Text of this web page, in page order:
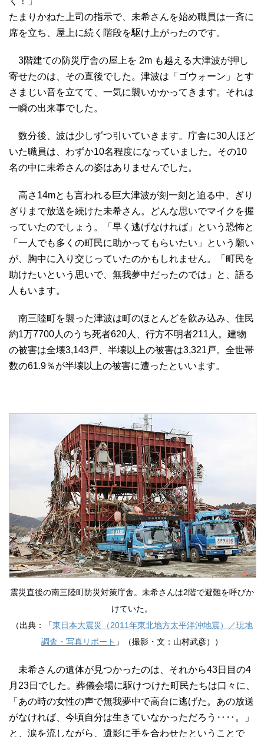
たまりかねた上司の指示で、未希さんを始め職員は一斉に
席を立ち、屋上に続く階段を駆け上がったのです。
3階建ての防災庁舎の屋上を 2m も越える大津波が押し
寄せたのは、その直後でした。津波は「ゴウォーン」とす
さまじい音を立てて、一気に襲いかかってきます。それは
一瞬の出来事でした。
数分後、波は少しずつ引いていきます。庁舎に30人ほど
いた職員は、わずか10名程度になっていました。その10
名の中に未希さんの姿はありませんでした。
高さ14mとも言われる巨大津波が刻一刻と迫る中、ぎり
ぎりまで放送を続けた未希さん。どんな思いでマイクを握
っていたのでしょう。「早く逃げなければ」という恐怖と
「一人でも多くの町民に助かってもらいたい」という願い
が、胸中に入り交じっていたのかもしれません。「町民を
助けたいという思いで、無我夢中だったのでは」と、語る
人もいます。
南三陸町を襲った津波は町のほとんどを飲み込み、住民
約1万7700人のうち死者620人、行方不明者211人。建物
の被害は全壊3,143戸、半壊以上の被害は3,321戸。全世帯
数の61.9％が半壊以上の被害に遭ったといいます。
震災直後の南三陸町防災対策庁舎。未希さんは2階で避難を呼びか
けていた。
（出典：「東日本大震災（2011年東北地方太平洋沖地震）／現地
調査・写真リポート 」（撮影・文：山村武彦））
未希さんの遺体が見つかったのは、それから43日目の4
月23日でした。葬儀会場に駆けつけた町民たちは口々に、
「あの時の女性の声で無我夢中で高台に逃げた。あの放送
がなければ、今頃自分は生きていなかっただろう‥‥。」
と、涙を流しながら、遺影に手を合わせたということで